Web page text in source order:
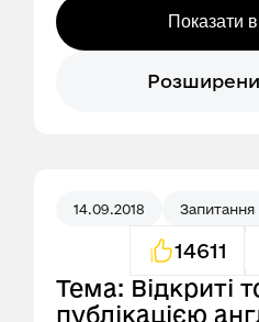
Показати
14.09.2018 Запитання
14611
Тема: Відкриті
публікацією